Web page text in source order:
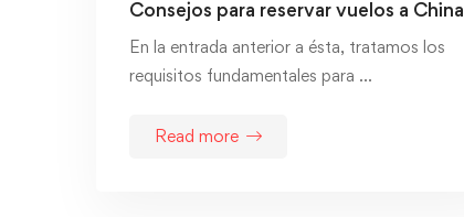
Consejos para reservar vuelos a China
En la entrada anterior a ésta, tratamos los
requisitos fundamentales para …
Read more